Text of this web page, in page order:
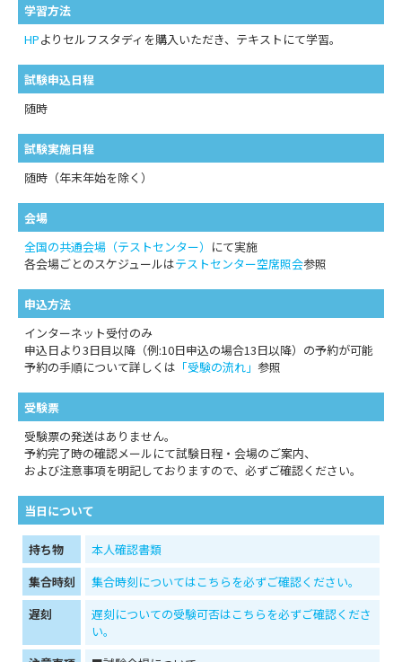
学習方法
HPよりセルフスタディを購入いただき、テキストにて学習。
試験申込日程
随時
試験実施日程
随時（年末年始を除く）
会場
全国の共通会場（テストセンター） にて実施
各会場ごとのスケジュールはテストセンター空席照会参照
申込方法
インターネット受付のみ
申込日より3日目以降（例:10日申込の場合13日以降）の予約が可能
予約の手順について詳しくは 「受験の流れ」 参照
受験票
受験票の発送はありません。
予約完了時の確認メールにて試験日程・会場のご案内、
および注意事項を明記しておりますので、必ずご確認ください。
当日について
持ち物
本人確認書類
集合時刻
集合時刻についてはこちらを必ずご確認ください。
遅刻
遅刻についての受験可否はこちらを必ずご確認くださ
い。